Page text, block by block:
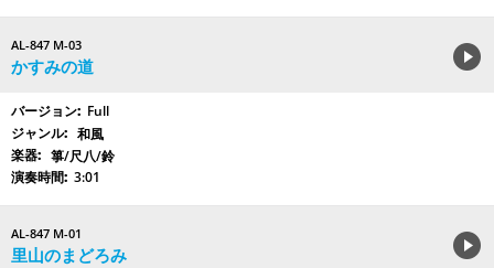
AL-847 M-03
かすみの道
Full
和風
箏/尺八/鈴
3:01
AL-847 M-01
里山のまどろみ